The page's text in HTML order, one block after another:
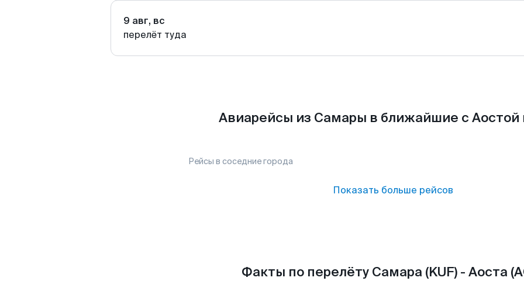
9 авг, вс
перелёт туда
Авиарейсы из Самары в ближайшие с Аостой
Рейсы в соседние города
Показать больше рейсов
Факты по перелёту Самара (KUF) - Аоста